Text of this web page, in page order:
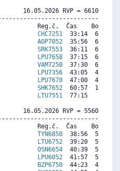
16.05.2026 RVP = 6610/
Reg.č.  Čas    Body
CHC7251
33:14  6790
Pavla
AOP7052
35:56  6295
Jana
SRK7553
36:11  6249
Pavla
LPU7658
37:15  6053
VAM7250
37:30  6007
Dana
LPU7356
43:05  4983
LPU7670
47:00  4264
SHK7652
60:57  1704
LTU7551
77:15     0
16.05.2026 RVP = 5560/
Reg.č.  Čas    Body
Hana
TYN6850
38:56  5489
Lenka
LTU6752
39:20  5434
Dana
OSN6654
40:39  5255
Iva
LPU6052
41:57  5078
Zorka
BZP6750
44:23  4747